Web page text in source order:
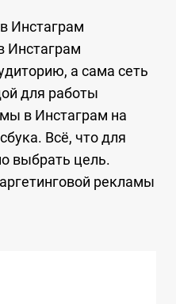
Инстаграм
Инстаграм
а сама сеть
для работы
в Инстаграм на
Всё, что для
выбрать цель.
рекламы